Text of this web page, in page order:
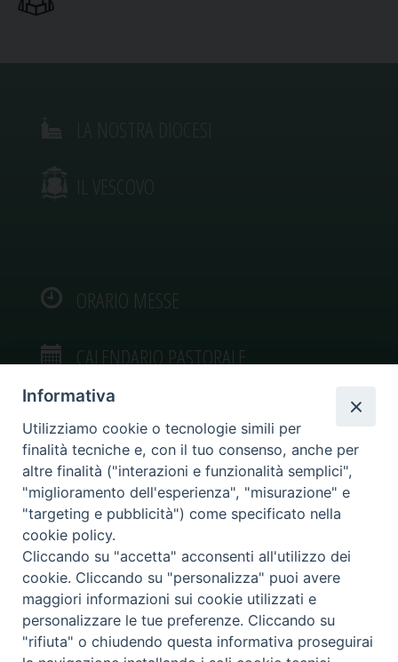
IL VESCOVO
ORARIO MESSE
CALENDARIO PASTORALE
VIDEOGALLERY
PHOTOGALLERY
Diocesi di Caltagirone
Piazza San Francesco d’Assisi, 9 – tel. 0933.34186 – fax 0933.820590 e-mail:
Informativa
Utilizziamo cookie o tecnologie simili per
finalità tecniche e, con il tuo consenso, anche per
altre finalità ("interazioni e funzionalità semplici",
"miglioramento dell'esperienza", "misurazione" e
"targeting e pubblicità") come specificato nella
cookie policy.
Cliccando su "accetta" acconsenti all'utilizzo dei
cookie. Cliccando su "personalizza" puoi avere
maggiori informazioni sui cookie utilizzati e
personalizzare le tue preferenze. Cliccando su
"rifiuta" o chiudendo questa informativa proseguirai